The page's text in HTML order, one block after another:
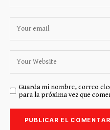
Guarda mi nombre, correo
para la próxima vez que